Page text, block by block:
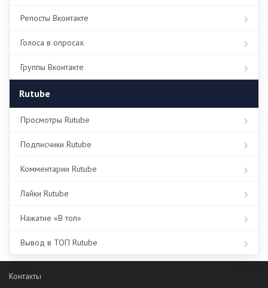
Репосты Вконтакте
Голоса в опросах
Группы Вконтакте
Rutube
Просмотры Rutube
Подписчики Rutube
Комментарии Rutube
Лайки Rutube
Нажатие «В топ»
Вывод в ТОП Rutube
Контакты